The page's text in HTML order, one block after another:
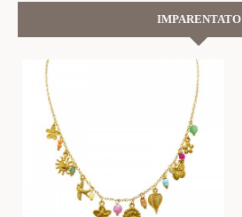
IMPARENTATO